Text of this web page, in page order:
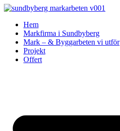
Skip
contentHem
Markfirma i Sundbyberg
Mark – & Byggarbeten vi utför
Projekt
Offert